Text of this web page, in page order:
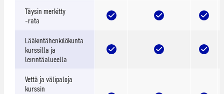
Täysin merkitty
-rata
Lääkintähenkilökunta
kurssilla ja
leirintäalueella
Vettä ja välipaloja
kurssin